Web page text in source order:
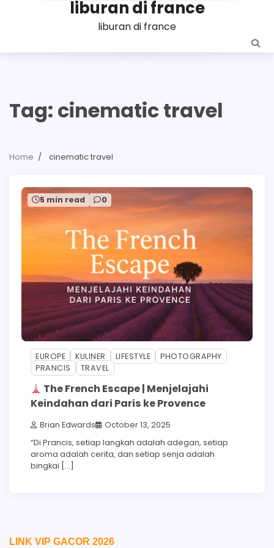
liburan di france
liburan di france
Tag: cinematic travel
Home cinematic travel
5 min read 0
EUROPE KULINER LIFESTYLE
PHOTOGRAPHY
PRANCIS
TRAVEL
The French Escape | Menjelajahi
Keindahan dari Paris ke Provence
Brian Edwards October 13, 2025
“Di Prancis, setiap langkah adalah adegan, setiap
aroma adalah cerita, dan setiap senja adalah
bingkai […]
LINK VIP GACOR 2026